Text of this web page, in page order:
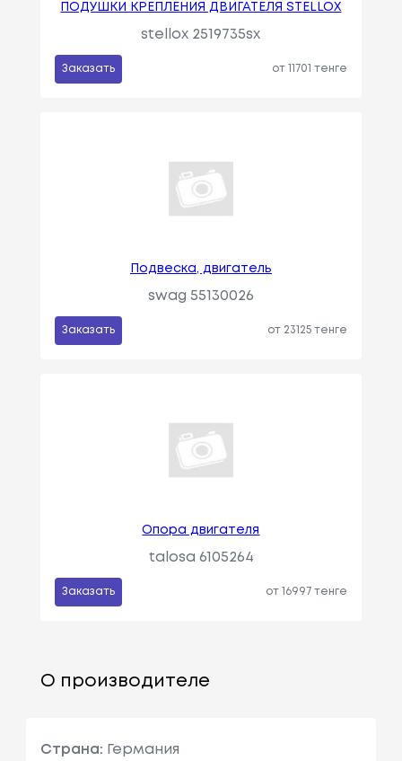
ПОДУШКИ КРЕПЛЕНИЯ ДВИГАТЕЛЯ STELLOX
stellox 2519735sx
Заказать от 11701 тенге
Подвеска, двигатель
swag 55130026
Заказать от 23125 тенге
Опора двигателя
talosa 6105264
Заказать от 16997 тенге
О производителе
Страна: Германия